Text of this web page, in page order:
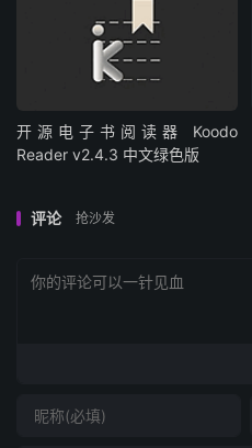
开源电子书阅读器 Koodo
Reader v2.4.3 中文绿色版
评论 抢沙发